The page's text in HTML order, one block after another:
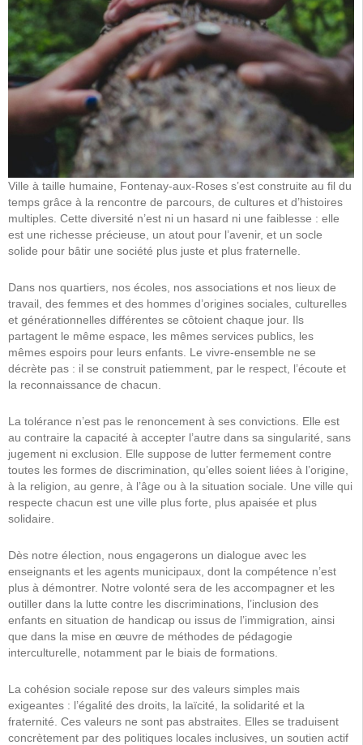
Ville à taille humaine, Fontenay-aux-Roses s’est construite au fil du
temps grâce à la rencontre de parcours, de cultures et d’histoires
multiples. Cette diversité n’est ni un hasard ni une faiblesse : elle
est une richesse précieuse, un atout pour l’avenir, et un socle
solide pour bâtir une société plus juste et plus fraternelle.
Dans nos quartiers, nos écoles, nos associations et nos lieux de
travail, des femmes et des hommes d’origines sociales, culturelles
et générationnelles différentes se côtoient chaque jour. Ils
partagent le même espace, les mêmes services publics, les
mêmes espoirs pour leurs enfants. Le vivre-ensemble ne se
décrète pas : il se construit patiemment, par le respect, l’écoute et
la reconnaissance de chacun.
La tolérance n’est pas le renoncement à ses convictions. Elle est
au contraire la capacité à accepter l’autre dans sa singularité, sans
jugement ni exclusion. Elle suppose de lutter fermement contre
toutes les formes de discrimination, qu’elles soient liées à l’origine,
à la religion, au genre, à l’âge ou à la situation sociale. Une ville qui
respecte chacun est une ville plus forte, plus apaisée et plus
solidaire.
Dès notre élection, nous engagerons un dialogue avec les
enseignants et les agents municipaux, dont la compétence n’est
plus à démontrer. Notre volonté sera de les accompagner et les
outiller dans la lutte contre les discriminations, l’inclusion des
enfants en situation de handicap ou issus de l’immigration, ainsi
que dans la mise en œuvre de méthodes de pédagogie
interculturelle, notamment par le biais de formations.
La cohésion sociale repose sur des valeurs simples mais
exigeantes : l’égalité des droits, la laïcité, la solidarité et la
fraternité. Ces valeurs ne sont pas abstraites. Elles se traduisent
concrètement par des politiques locales inclusives, un soutien actif